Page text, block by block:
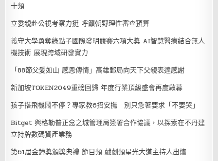
十類
立委親赴公視考察力挺 呼籲朝野理性審查預算
義守大學勇奪綠點子國際發明競賽六項大獎 AI智慧醫療結合無人
機技術 展現跨域研發實力
「88節父愛如山 感恩傳情」高雄郵局向天下父親表達感謝
新加坡TOKEN2049重磅回歸 年度行業頂級盛會再度啟幕
孩子搭飛機鬧不停？專家教6招安撫 別只急著要求「不要哭」
Bitget 與格勒普正念之城管理局簽署合作協議，以探索在不丹建
立持牌數碼資產業務
第61屆金鐘獎頒獎典禮 節目類 戲劇類星光大道主持人出爐